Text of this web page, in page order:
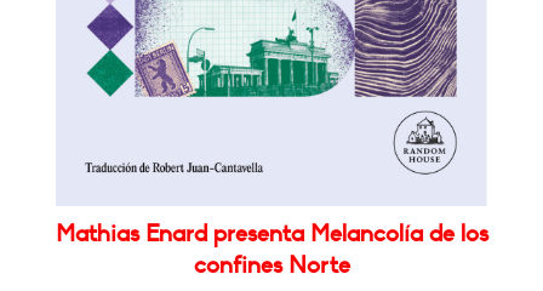
Mathias Enard presenta Melancolía de los
confines Norte